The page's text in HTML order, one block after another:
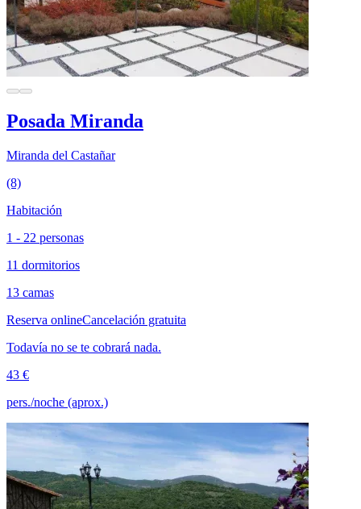
Posada Miranda
Miranda del Castañar
(8)
Habitación
1 - 22 personas
11 dormitorios
13 camas
Reserva onlineCancelación gratuita
Todavía no se te cobrará nada.
43 €
pers./noche (aprox.)